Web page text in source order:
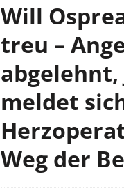
Will
treu –
abgelehnt,
meldet
Weg der